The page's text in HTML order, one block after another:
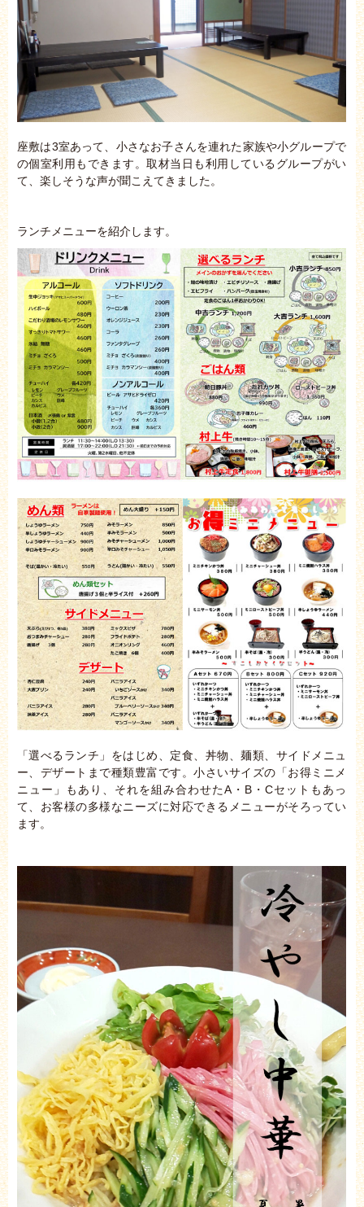
座敷は3室あって、小さなお子さんを連れた家族や小グループで
の個室利用もできます。取材当日も利用しているグループがい
て、楽しそうな声が聞こえてきました。
ランチメニューを紹介します。
「選べるランチ」をはじめ、定食、丼物、麺類、サイドメニュ
ー、デザートまで種類豊富です。小さいサイズの「お得ミニメ
ニュー」もあり、それを組み合わせたA・B・Cセットもあっ
て、お客様の多様なニーズに対応できるメニューがそろってい
ます。